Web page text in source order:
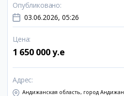
Опубликовано:
03.06.2026, 05:26
Цена:
1 650 000 y.e
Адрес:
Андижанская область, город Андижан